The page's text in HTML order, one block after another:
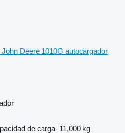
John Deere 1010G autocargador
de carga 11,000 kg